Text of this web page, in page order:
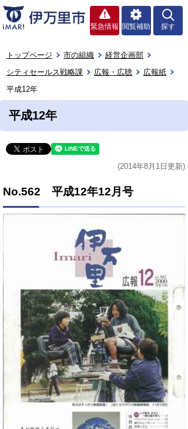
緊急情報 閲覧補助 探す
トップページ 市の組織
経営企画部
シティセールス戦略課
広報・広聴
広報紙
平成12年
平成12年
(2014年8月1日更新)
No.562 平成12年12月号